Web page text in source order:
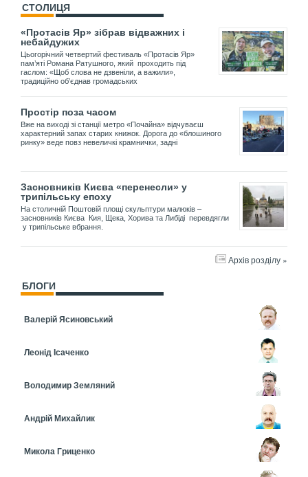
СТОЛИЦЯ
«Протасів Яр» зібрав відважних і
небайдужих
Цьогорічний четвертий фестиваль «Протасів Яр»
пам’яті Романа Ратушного, який проходить під
гаслом: «Щоб слова не дзвеніли, а важили»,
традиційно об’єднав громадських
Простір поза часом
Вже на виході зі станції метро «Почайна» відчуваєш
характерний запах старих книжок. Дорога до «блошиного
ринку» веде повз невеличкі крамнички, задні
Засновників Києва «перенесли» у
трипільську епоху
На столичній Поштовій площі скульптури малюків –
засновників Києва Кия, Щека, Хорива та Либіді перевдягли
у трипільське вбрання.
Архів розділу »
БЛОГИ
Валерій Ясиновський
Леонід Ісаченко
Володимир Земляний
Андрій Михайлик
Микола Гриценко